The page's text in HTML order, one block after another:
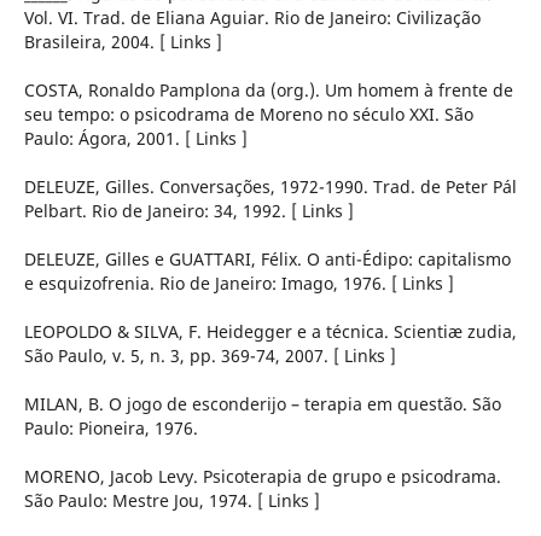
Vol. VI. Trad. de Eliana Aguiar. Rio de Janeiro: Civilização
Brasileira, 2004. [ Links ]
COSTA, Ronaldo Pamplona da (org.). Um homem à frente de
seu tempo: o psicodrama de Moreno no século XXI. São
Paulo: Ágora, 2001. [ Links ]
DELEUZE, Gilles. Conversações, 1972-1990. Trad. de Peter Pál
Pelbart. Rio de Janeiro: 34, 1992. [ Links ]
DELEUZE, Gilles e GUATTARI, Félix. O anti-Édipo: capitalismo
e esquizofrenia. Rio de Janeiro: Imago, 1976. [ Links ]
LEOPOLDO & SILVA, F. Heidegger e a técnica. Scientiæ zudia,
São Paulo, v. 5, n. 3, pp. 369-74, 2007. [ Links ]
MILAN, B. O jogo de esconderijo – terapia em questão. São
Paulo: Pioneira, 1976.
MORENO, Jacob Levy. Psicoterapia de grupo e psicodrama.
São Paulo: Mestre Jou, 1974. [ Links ]